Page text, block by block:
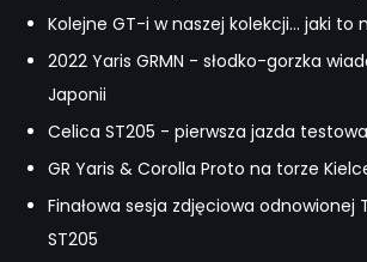
Kolejne GT-i w naszej kolekcji... jaki to
2022 Yaris GRMN - słodko-gorzka
Japonii
Celica ST205 - pierwsza jazda testowa
GR Yaris & Corolla Proto na torze
Finałowa sesja zdjęciowa odnowionej
ST205